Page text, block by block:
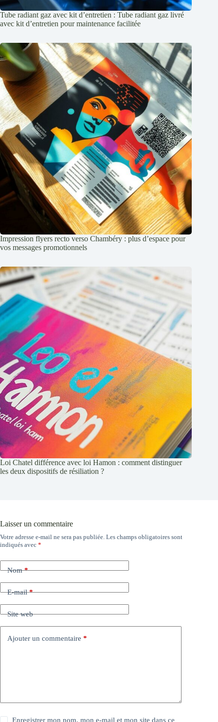
Tube radiant gaz avec kit d’entretien : Tube radiant gaz livré
avec kit d’entretien pour maintenance facilitée
Impression flyers recto verso Chambéry : plus d’espace pour
vos messages promotionnels
Loi Chatel différence avec loi Hamon : comment distinguer
les deux dispositifs de résiliation ?
Laisser un commentaire
Votre adresse e-mail ne sera pas publiée. Les champs obligatoires sont
indiqués avec *
Nom*
E-mail*
Site web
Ajouter un commentaire *
Enregistrer mon nom, mon e-mail et mon site dans ce